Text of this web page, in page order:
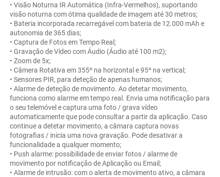
• Visão Noturna IR Automática (Infra-Vermelhos), suportando
visão noturna com ótima qualidade de imagem até 30 metros;
• Bateria incorporada recarregável com bateria de 12.000 mAh e
autonomia de 365 dias;
• Captura de Fotos em Tempo Real;
• Gravação de Vídeo com Áudio (Áudio até 100 m2);
• Zoom de 5x;
• Câmera Rotativa em 355º na horizontal e 95º na vertical;
• Sensores PIR, para deteção de apenas humanos;
• Alarme de deteção de movimento. Ao detetar movimento,
funciona como alarme em tempo real. Envia uma notificação para
o seu telemóvel e captura uma foto / grava vídeo
automaticamente que pode consultar a partir da aplicação. Caso
continue a detetar movimento, a câmara captura novas
fotografias / inicia uma nova gravação. Pode desativar a
funcionalidade a qualquer momento;
• Push alarme: possibilidade de enviar fotos / alarme de
movimento por notificação de Aplicação ou Email;
• Alarme de intrusão: com o alerta de movimento ativo, a câmara